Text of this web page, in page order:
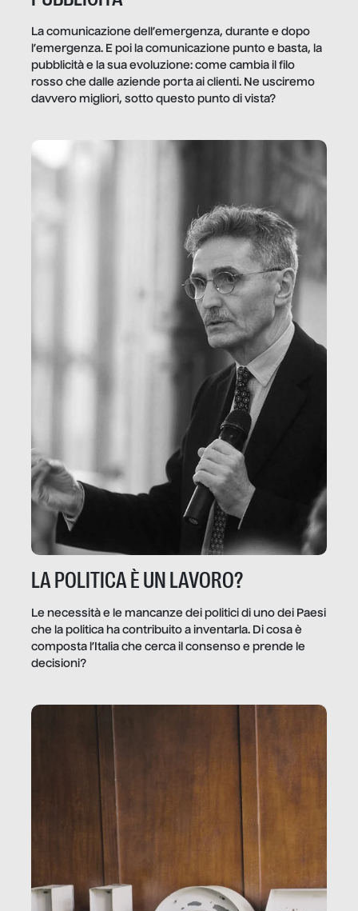
La comunicazione dell’emergenza, durante e dopo
l’emergenza. E poi la comunicazione punto e basta, la
pubblicità e la sua evoluzione: come cambia il filo
rosso che dalle aziende porta ai clienti. Ne usciremo
davvero migliori, sotto questo punto di vista?
LA POLITICA È UN LAVORO?
Le necessità e le mancanze dei politici di uno dei Paesi
che la politica ha contribuito a inventarla. Di cosa è
composta l’Italia che cerca il consenso e prende le
decisioni?